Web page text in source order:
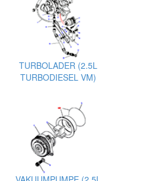
TURBOLADER (2.5L
TURBODIESEL VM)